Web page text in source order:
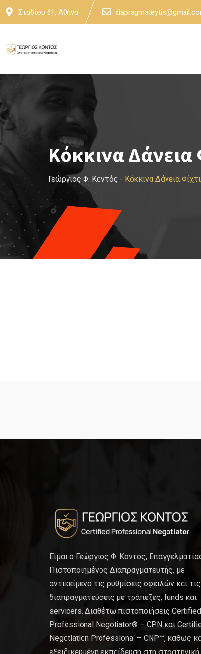
Skip
Σταδίου 61, Αθήνα
Κόκκινα Δάνεια
Γεώργιος Φ. Κοντός - Κόκκινα Δάνεια
Είμαι ο Γεώργιος Φ. Κοντός,
Πιστοποιημένος Διαπραγματευτής, με
αντικείμενο τις ρυθμίσεις οφειλών και τις
διαπραγματεύσεις με τράπεζες, funds και
servicers. Διαθέτω πιστοποιήσεις Certified
Professional Negotiator® – CPN και
Negotiation Professional – CNP™, καθώς
εξειδικευμένη εκπαίδευση στη στρατηγική